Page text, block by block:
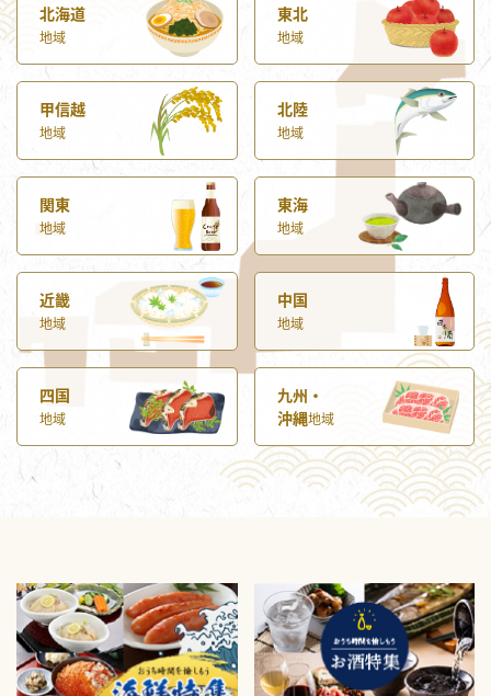
北海道
地域
東北
地域
甲信越
地域
北陸
地域
関東
地域
東海
地域
近畿
地域
中国
地域
四国
地域
九州・
沖縄地域